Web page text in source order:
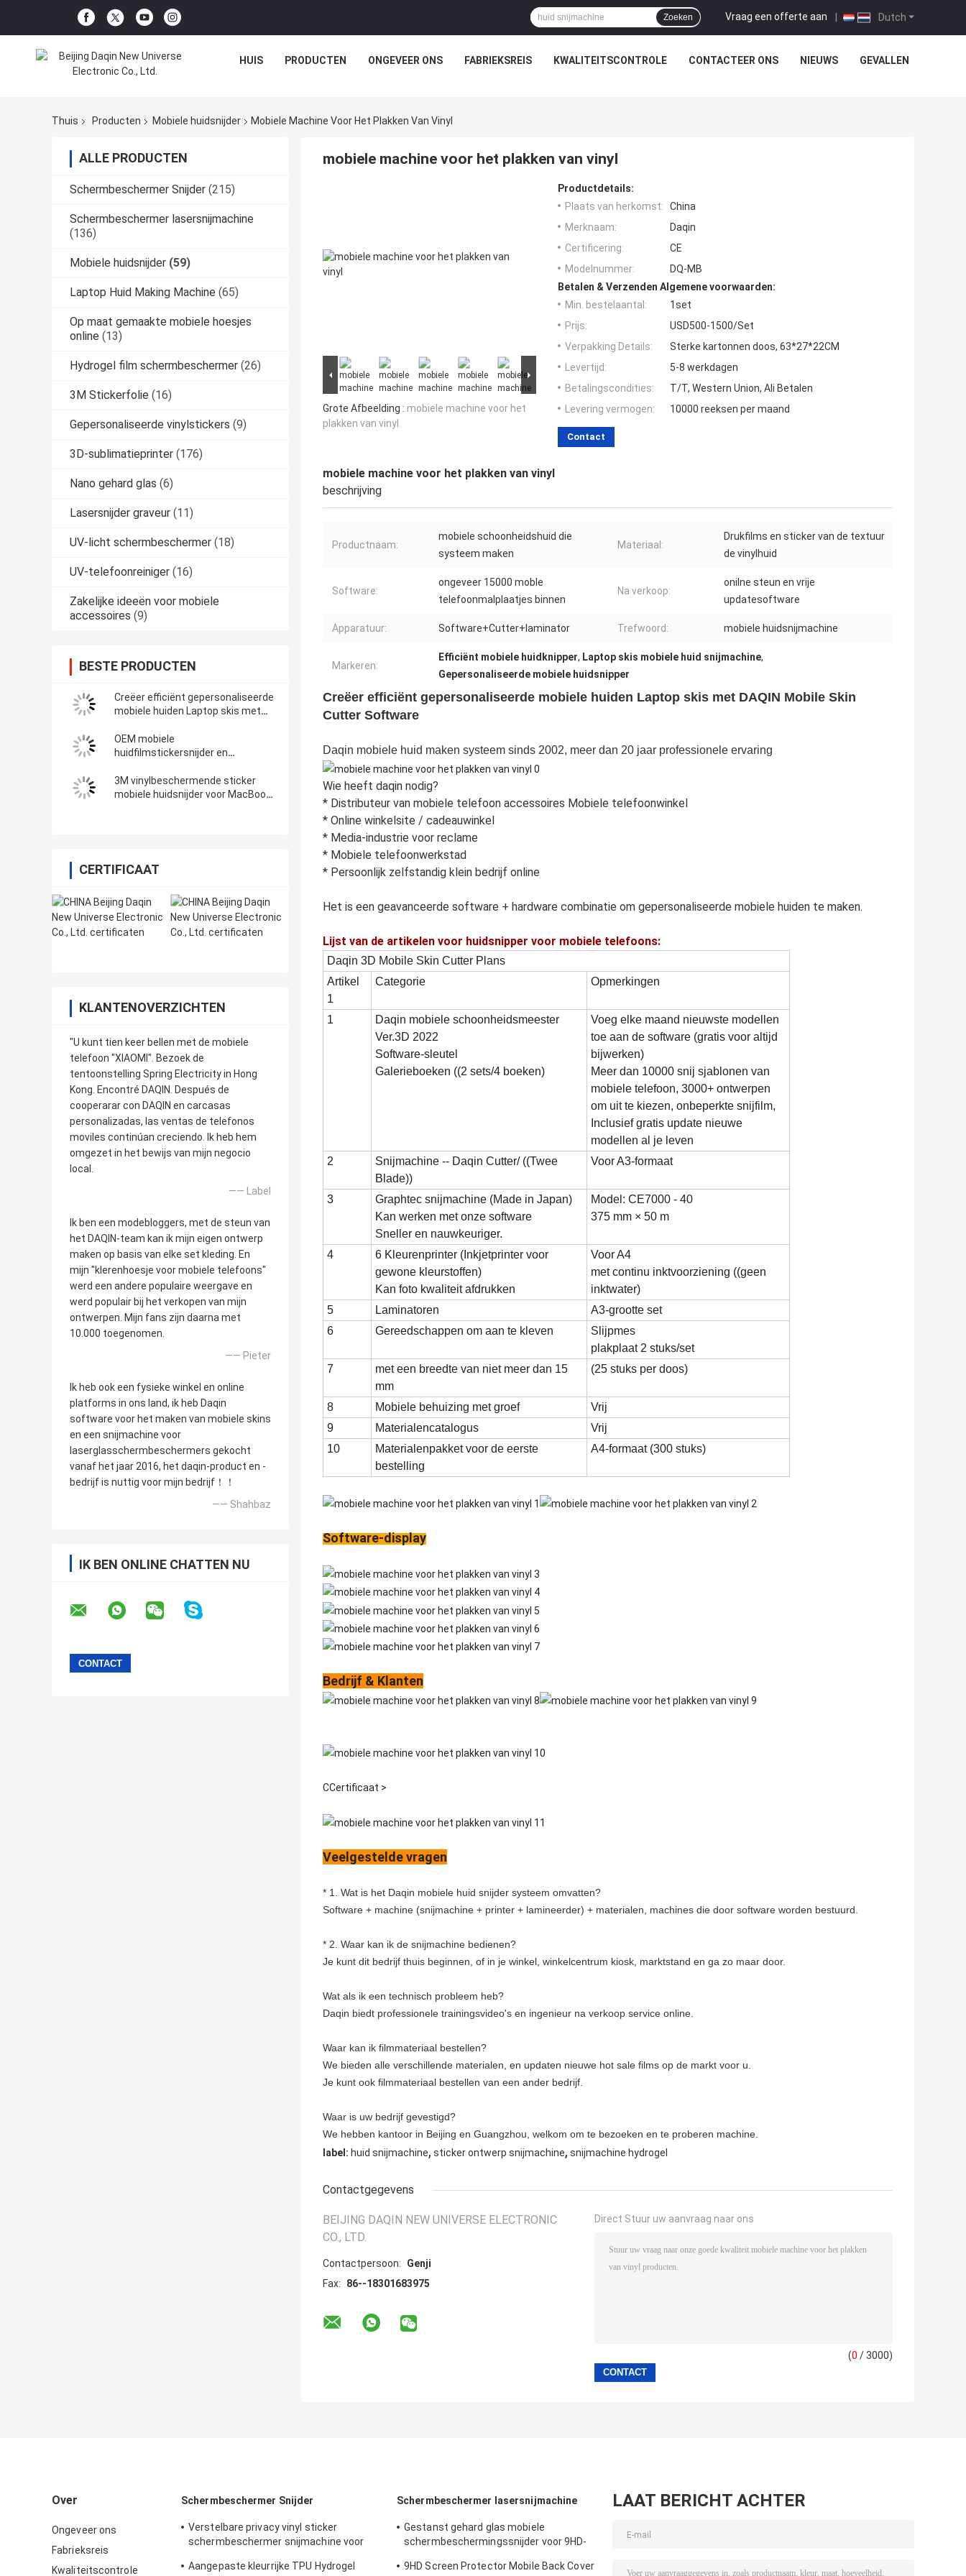
Dutch
Vraag een offerte aan |
Zoeken
HUIS PRODUCTEN ONGEVEER ONS FABRIEKSREIS KWALITEITSCONTROLE CONTACTEER ONS NIEUWS GEVALLEN
Thuis Producten Mobiele huidsnijder Mobiele Machine Voor Het Plakken Van Vinyl
ALLE PRODUCTEN
Schermbeschermer Snijder (215)
Schermbeschermer lasersnijmachine
(136)
Mobiele huidsnijder (59)
Laptop Huid Making Machine (65)
Op maat gemaakte mobiele hoesjes
online (13)
Hydrogel film schermbeschermer (26)
3M Stickerfolie (16)
Gepersonaliseerde vinylstickers (9)
3D-sublimatieprinter (176)
Nano gehard glas (6)
Lasersnijder graveur (11)
UV-licht schermbeschermer (18)
UV-telefoonreiniger (16)
Zakelijke ideeën voor mobiele
accessoires (9)
BESTE PRODUCTEN
Creëer efficiënt gepersonaliseerde
mobiele huiden Laptop skis met
OEM mobiele
huidfilmstickersnijder en
3M vinylbeschermende sticker
mobiele huidsnijder voor MacBook-
CERTIFICAAT
KLANTENOVERZICHTEN
"U kunt tien keer bellen met de mobiele
telefoon "XIAOMI". Bezoek de
tentoonstelling Spring Electricity in Hong
Kong. Encontré DAQIN. Después de
cooperarar con DAQIN en carcasas
personalizadas, las ventas de telefonos
moviles continúan creciendo. Ik heb hem
omgezet in het bewijs van mijn negocio
local.
—— Label
Ik ben een modebloggers, met de steun van
het DAQIN-team kan ik mijn eigen ontwerp
maken op basis van elke set kleding. En
mijn "klerenhoesje voor mobiele telefoons"
werd een andere populaire weergave en
werd populair bij het verkopen van mijn
ontwerpen. Mijn fans zijn daarna met
10.000 toegenomen.
—— Pieter
Ik heb ook een fysieke winkel en online
platforms in ons land, ik heb Daqin
software voor het maken van mobiele skins
en een snijmachine voor
laserglasschermbeschermers gekocht
vanaf het jaar 2016, het daqin-product en -
bedrijf is nuttig voor mijn bedrijf！！
—— Shahbaz
IK BEN ONLINE CHATTEN NU
mobiele machine voor het plakken van vinyl
Grote Afbeelding : mobiele machine voor het
plakken van vinyl
Productdetails:
Plaats van herkomst:
China
Merknaam:
Daqin
Certificering:
CE
Modelnummer:
DQ-MB
Betalen & Verzenden Algemene voorwaarden:
Min. bestelaantal:
1set
Prijs:
USD500-1500/Set
Verpakking Details:
Sterke kartonnen doos, 63*27*22CM
Levertijd:
5-8 werkdagen
Betalingscondities:
T/T, Western Union, Ali Betalen
Levering vermogen:
10000 reeksen per maand
Contact
mobiele machine voor het plakken van vinyl
beschrijving
Productnaam:
mobiele schoonheidshuid die
systeem maken
Materiaal:
Drukfilms en sticker van de textuur
de vinylhuid
Software:
ongeveer 15000 moble
telefoonmalplaatjes binnen
Na verkoop:
onilne steun en vrije
updatesoftware
Apparatuur: Software+Cutter+laminator Trefwoord: mobiele huidsnijmachine
Markeren:
Efficiënt mobiele huidknipper, Laptop skis mobiele huid snijmachine,
Gepersonaliseerde mobiele huidsnipper
Creëer efficiënt gepersonaliseerde mobiele huiden Laptop skis met DAQIN Mobile Skin
Cutter Software
Daqin mobiele huid maken systeem sinds 2002, meer dan 20 jaar professionele ervaring
Wie heeft daqin nodig?
* Distributeur van mobiele telefoon accessoires Mobiele telefoonwinkel
* Online winkelsite / cadeauwinkel
* Media-industrie voor reclame
* Mobiele telefoonwerkstad
* Persoonlijk zelfstandig klein bedrijf online
Het is een geavanceerde software + hardware combinatie om gepersonaliseerde mobiele huiden te maken.
Lijst van de artikelen voor huidsnipper voor mobiele telefoons:
Daqin 3D Mobile Skin Cutter Plans
Artikel
1
Categorie Opmerkingen
1
Daqin mobiele schoonheidsmeester
Ver.3D 2022
Software-sleutel
Galerieboeken ((2 sets/4 boeken)
Voeg elke maand nieuwste modellen
toe aan de software (gratis voor altijd
bijwerken)
Meer dan 10000 snij sjablonen van
mobiele telefoon, 3000+ ontwerpen
om uit te kiezen, onbeperkte snijfilm,
Inclusief gratis update nieuwe
modellen al je leven
2
Snijmachine -- Daqin Cutter/ ((Twee
Blade))
Voor A3-formaat
3
Graphtec snijmachine (Made in Japan)
Kan werken met onze software
Sneller en nauwkeuriger.
Model: CE7000 - 40
375 mm × 50 m
4
6 Kleurenprinter (Inkjetprinter voor
gewone kleurstoffen)
Kan foto kwaliteit afdrukken
Voor A4
met continu inktvoorziening ((geen
inktwater)
5
Laminatoren
A3-grootte set
6
Gereedschappen om aan te kleven
Slijpmes
plakplaat 2 stuks/set
7
met een breedte van niet meer dan 15
mm
(25 stuks per doos)
8 Mobiele behuizing met groef
Vrij
9
Materialencatalogus
Vrij
10
Materialenpakket voor de eerste
bestelling
A4-formaat (300 stuks)
Software-display
Bedrijf & Klanten
CCertificaat >
Veelgestelde vragen
* 1. Wat is het Daqin mobiele huid snijder systeem omvatten?
Software + machine (snijmachine + printer + lamineerder) + materialen, machines die door software worden bestuurd.
* 2. Waar kan ik de snijmachine bedienen?
Je kunt dit bedrijf thuis beginnen, of in je winkel, winkelcentrum kiosk, marktstand en ga zo maar door.
Wat als ik een technisch probleem heb?
Daqin biedt professionele trainingsvideo's en ingenieur na verkoop service online.
Waar kan ik filmmateriaal bestellen?
We bieden alle verschillende materialen, en updaten nieuwe hot sale films op de markt voor u.
Je kunt ook filmmateriaal bestellen van een ander bedrijf.
Waar is uw bedrijf gevestigd?
We hebben kantoor in Beijing en Guangzhou, welkom om te bezoeken en te proberen machine.
label: huid snijmachine, sticker ontwerp snijmachine, snijmachine hydrogel
Contactgegevens
BEIJING DAQIN NEW UNIVERSE ELECTRONIC
CO., LTD.
Contactpersoon:
Genji
Fax:
86--18301683975
Direct Stuur uw aanvraag naar ons
(0 / 3000)
Over
Ongeveer ons
Fabrieksreis
Kwaliteitscontrole
Schermbeschermer Snijder
Verstelbare privacy vinyl sticker
schermbeschermer snijmachine voor
Aangepaste kleurrijke TPU Hydrogel
Schermbeschermer lasersnijmachine
Gestanst gehard glas mobiele
schermbeschermingssnijder voor 9HD-
9HD Screen Protector Mobile Back Cover
LAAT BERICHT ACHTER